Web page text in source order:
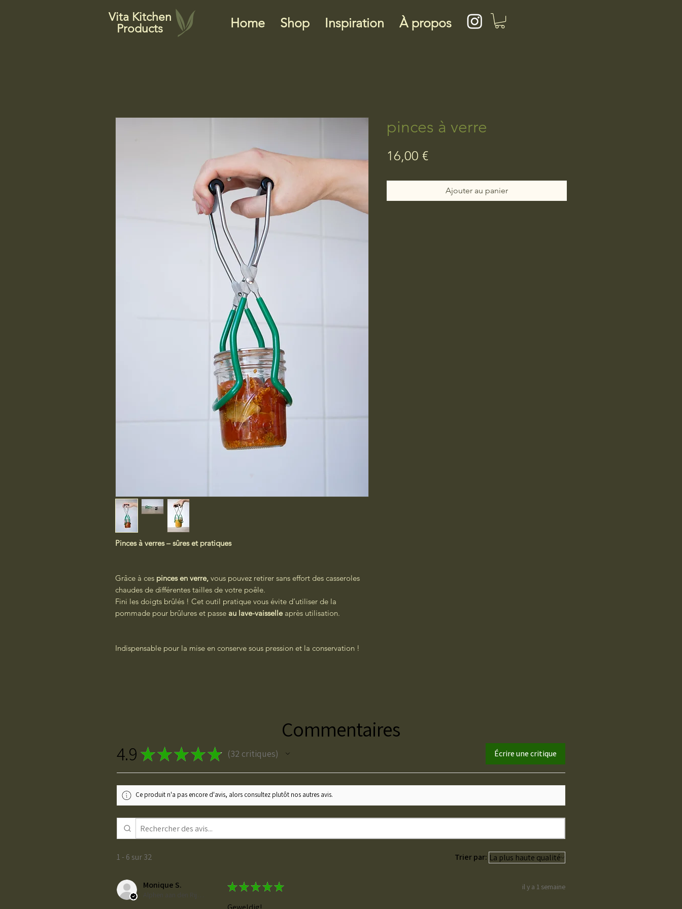
Vita Kitchen
Products
Home Shop Inspiration À propos
Pinces à verres – sûres et pratiques
Grâce à ces pinces en verre, vous pouvez retirer sans effort des casseroles
chaudes de différentes tailles de votre poêle.
Fini les doigts brûlés ! Cet outil pratique vous évite d’utiliser de la
pommade pour brûlures et passe au lave-vaisselle après utilisation.
Indispensable pour la mise en conserve sous pression et la conservation !
pinces à verre
16,00 €Prix
Ajouter au panier
Commentaires
4.9 ★★★★★ 32 critiques
32 Écrire une critique
Ce produit n'a pas encore d'avis, alors consultez plutôt nos autres avis.
1 - 6 sur 32 Trier par:
Monique S. ★★★★★ il y a 1 semaine